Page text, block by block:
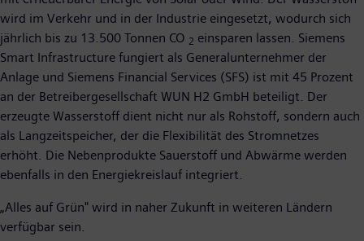
wird im Verkehr und in der Industrie eingesetzt, wodurch sich
jährlich bis zu 13.500 Tonnen CO 2 einsparen lassen. Siemens
Smart Infrastructure fungiert als Generalunternehmer der
Anlage und Siemens Financial Services (SFS) ist mit 45 Prozent
an der Betreibergesellschaft WUN H2 GmbH beteiligt. Der
erzeugte Wasserstoff dient nicht nur als Rohstoff, sondern auch
als Langzeitspeicher, der die Flexibilität des Stromnetzes
erhöht. Die Nebenprodukte Sauerstoff und Abwärme werden
ebenfalls in den Energiekreislauf integriert.
„Alles auf Grün" wird in naher Zukunft in weiteren Ländern
verfügbar sein.